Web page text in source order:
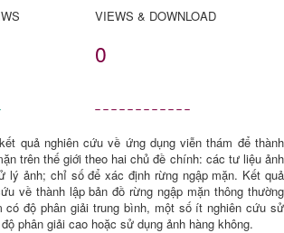
VIEWS & DOWNLOAD
0
quả nghiên cứu về ứng dụng viễn thám để thành
trên thế giới theo hai chủ đề chính: các tư liệu ảnh
lý ảnh; chỉ số để xác định rừng ngập mặn. Kết quả
về thành lập bản đồ rừng ngập mặn thông thường
có độ phân giải trung bình, một số ít nghiên cứu sử
phân giải cao hoặc sử dụng ảnh hàng không.